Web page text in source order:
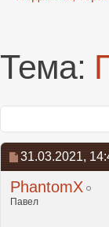
Тема:
31.03.2021,
PhantomX
Павел